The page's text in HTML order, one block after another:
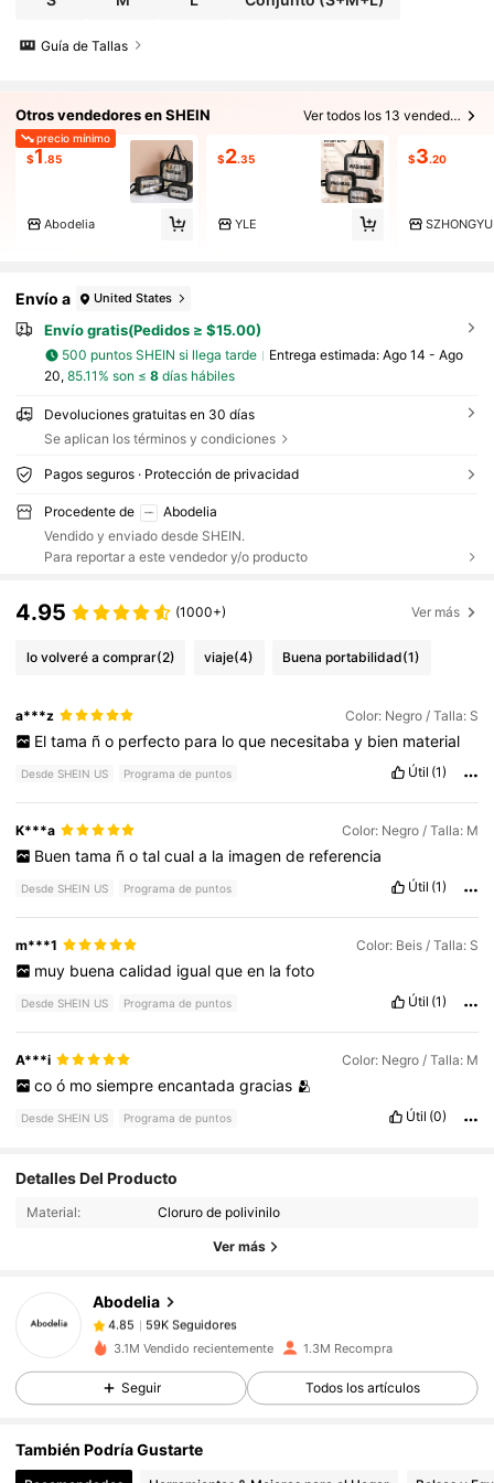
ra decoración del hogar otoñal, regalos navi
Guía de Tallas
Otros vendedores en SHEIN Ver todos los 13 vendedores
precio mínimo
$1 .85
Abodelia
$2.35
YLE
$3.20
SZHONGYU
Envío a United States
Envío gratis(Pedidos ≥ $15.00)
500 puntos SHEIN si llega tarde Entrega estimada: Ago 14 - Ago
20, 85.11% son ≤ 8días hábiles
Devoluciones gratuitas en 30 días
Se aplican los términos y condiciones
Pagos seguros · Protección de privacidad
Procedente de
Abodelia
Vendido y enviado desde SHEIN.
Para reportar a este vendedor y/o producto
4.95 (1000+) Ver más
lo volveré a comprar(2) viaje(4) Buena portabilidad(1)
a***z Color: Negro / Talla: S
El tama ñ o perfecto para lo que necesitaba y bien material
Desde SHEIN US Programa de puntos Útil (1)
K***a Color: Negro / Talla: M
Buen tama ñ o tal cual a la imagen de referencia
Desde SHEIN US Programa de puntos Útil (1)
m***1 Color: Beis / Talla: S
muy buena calidad igual que en la foto
Desde SHEIN US Programa de puntos Útil (1)
A***i Color: Negro / Talla: M
co ó mo siempre encantada gracias 🫂
Desde SHEIN US Programa de puntos Útil (0)
Detalles Del Producto
Material: Cloruro de polivinilo
Ver más
Abodelia
59K Seguidores
4.85
m***3pagóHace 1 día
4.85 59K Seguidores
59K Seguidores
3.1M Vendido recientemente 1.3M Recompra
Seguir Todos los artículos
También Podría Gustarte